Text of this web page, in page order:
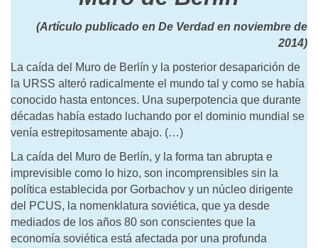
(Artículo publicado en De Verdad en noviembre de
2014)
La caí­da del Muro de Berlí­n y la posterior desaparición de
la URSS alteró radicalmente el mundo tal y como se habí­a
conocido hasta entonces. Una superpotencia que durante
décadas habí­a estado luchando por el dominio mundial se
vení­a estrepitosamente abajo. (…)
La caída del Muro de Berlín, y la forma tan abrupta e
imprevisible como lo hizo, son incomprensibles sin la
política establecida por Gorbachov y un núcleo dirigente
del PCUS, la nomenklatura soviética, que ya desde
mediados de los años 80 son conscientes que la
economía soviética está afectada por una profunda